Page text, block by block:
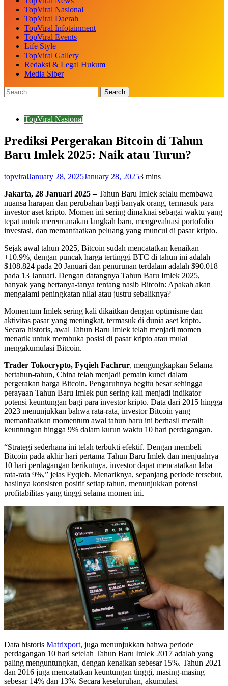
TopViral Nasional
TopViral Daerah
TopViral Infotainment
TopViral Events
Life Style
TopViral Gallery
Redaksi & Legal Hukum
Media Siber
TopViral Nasional
Prediksi Pergerakan Bitcoin di Tahun
Baru Imlek 2025: Naik atau Turun?
topviralJanuary 28, 2025January 28, 20253 mins
Jakarta, 28 Januari 2025 –Tahun Baru Imlek selalu membawa
nuansa harapan dan perubahan bagi banyak orang, termasuk para
investor aset kripto. Momen ini sering dimaknai sebagai waktu yang
tepat untuk merencanakan langkah baru, mengevaluasi portofolio
investasi, dan memanfaatkan peluang yang muncul di pasar kripto.
Sejak awal tahun 2025, Bitcoin sudah mencatatkan kenaikan
+10.9%, dengan puncak harga tertinggi BTC di tahun ini adalah
$108.824 pada 20 Januari dan penurunan terdalam adalah $90.018
pada 13 Januari. Dengan datangnya Tahun Baru Imlek 2025,
banyak yang bertanya-tanya tentang nasib Bitcoin: Apakah akan
mengalami peningkatan nilai atau justru sebaliknya?
Momentum Imlek sering kali dikaitkan dengan optimisme dan
aktivitas pasar yang meningkat, termasuk di dunia aset kripto.
Secara historis, awal Tahun Baru Imlek telah menjadi momen
menarik untuk membuka posisi di pasar kripto atau mulai
mengakumulasi Bitcoin.
Trader Tokocrypto, Fyqieh Fachrur, mengungkapkan Selama
bertahun-tahun, China telah menjadi pemain kunci dalam
pergerakan harga Bitcoin. Pengaruhnya begitu besar sehingga
perayaan Tahun Baru Imlek pun sering kali menjadi indikator
potensi keuntungan bagi para investor kripto. Data dari 2015 hingga
2023 menunjukkan bahwa rata-rata, investor Bitcoin yang
memanfaatkan momentum awal tahun baru ini berhasil meraih
keuntungan hingga 9% dalam kurun waktu 10 hari perdagangan.
“Strategi sederhana ini telah terbukti efektif. Dengan membeli
Bitcoin pada akhir hari pertama Tahun Baru Imlek dan menjualnya
10 hari perdagangan berikutnya, investor dapat mencatatkan laba
rata-rata 9%,” jelas Fyqieh. Menariknya, sepanjang periode tersebut,
hasilnya konsisten positif setiap tahun, menunjukkan potensi
profitabilitas yang tinggi selama momen ini.
Data historis Matrixport, juga menunjukkan bahwa periode
perdagangan 10 hari setelah Tahun Baru Imlek 2017 adalah yang
paling menguntungkan, dengan kenaikan sebesar 15%. Tahun 2021
dan 2016 juga mencatatkan keuntungan tinggi, masing-masing
sebesar 14% dan 13%. Secara keseluruhan, akumulasi